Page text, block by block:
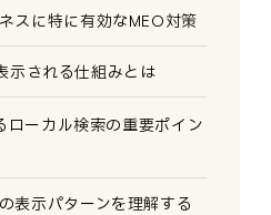
スに特に有効なMEO対策
示される仕組みとは
ーカル検索の重要ポイン
表示パターンを理解する